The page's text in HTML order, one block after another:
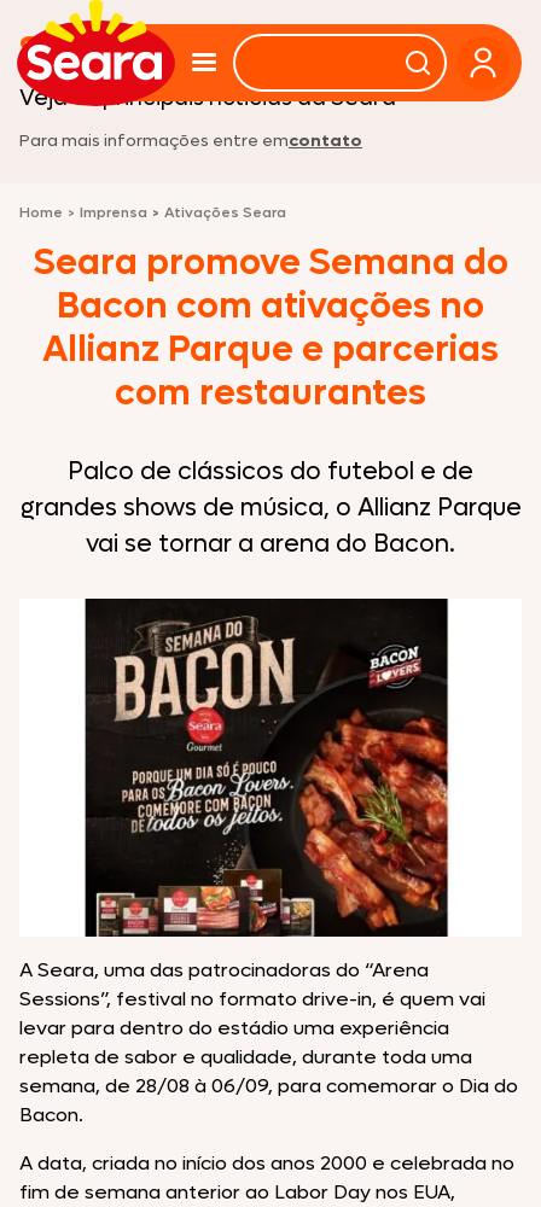
Sala de imprensa
Veja as principais noticias da Seara
Para mais informações entre emcontato
Home > Imprensa > Ativações Seara
Seara promove Semana do
Bacon com ativações no
Allianz Parque e parcerias
com restaurantes
Palco de clássicos do futebol e de
grandes shows de música, o Allianz Parque
vai se tornar a arena do Bacon.
A Seara, uma das patrocinadoras do “Arena
Sessions”, festival no formato drive-in, é quem vai
levar para dentro do estádio uma experiência
repleta de sabor e qualidade, durante toda uma
semana, de 28/08 à 06/09, para comemorar o Dia do
Bacon.
A data, criada no início dos anos 2000 e celebrada no
fim de semana anterior ao Labor Day nos EUA,